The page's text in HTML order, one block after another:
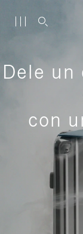
Dele
con